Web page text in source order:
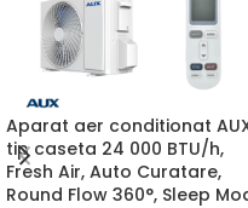
Aparat aer conditionat
tip caseta 24 000 BTU/h,
Fresh Air, Auto Curatare,
Round Flow 360°, Sleep